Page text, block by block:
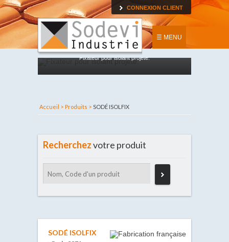
☰ MENU
CONNEXION CLIENT
Fixateur pour isolant projeté.
Accueil > Produits > SODÉ ISOLFIX
Recherchezvotre produit
SODÉ ISOLFIX